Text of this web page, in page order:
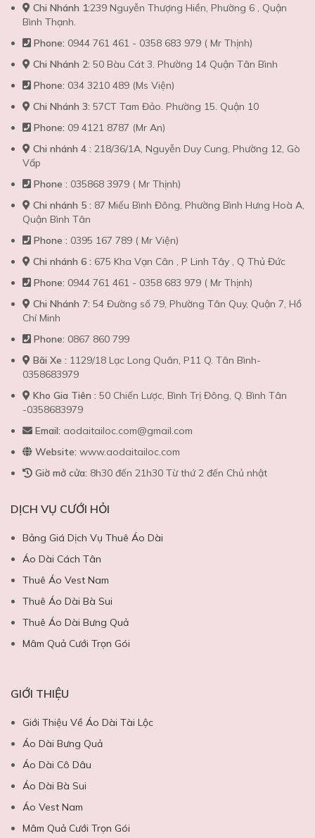
Chi Nhánh 1:239 Nguyễn Thượng Hiền, Phường 6 , Quận
Bình Thạnh.
Phone: 0944 761 461 - 0358 683 979 ( Mr Thịnh)
Chi Nhánh 2: 50 Bàu Cát 3. Phường 14 Quận Tân Bình
Phone: 034 3210 489 (Ms Viện)
Chi Nhánh 3: 57CT Tam Đảo. Phường 15. Quận 10
Phone: 09 4121 8787 (Mr An)
Chi nhánh 4 : 218/36/1A, Nguyễn Duy Cung, Phường 12, Gò
Vấp
Phone : 035868 3979 ( Mr Thịnh)
Chi nhánh 5 : 87 Miếu Bình Đông, Phường Bình Hưng Hoà A,
Quận Bình Tân
Phone : 0395 167 789 ( Mr Viện)
Chi nhánh 6 : 675 Kha Vạn Cân , P Linh Tây , Q Thủ Đức
Phone: 0944 761 461 - 0358 683 979 ( Mr Thịnh)
Chi Nhánh 7: 54 Đường số 79, Phường Tân Quy, Quận 7, Hồ
Chí Minh
Phone: 0867 860 799
Bãi Xe : 1129/18 Lạc Long Quân, P11 Q. Tân Bình-
0358683979
Kho Gia Tiên : 50 Chiến Lược, Bình Trị Đông, Q. Bình Tân
-0358683979
Email: aodaitailoc.com@gmail.com
Website: www.aodaitailoc.com
Giờ mở cửa: 8h30 đến 21h30 Từ thứ 2 đến Chủ nhật
DỊCH VỤ CƯỚI HỎI
Bảng Giá Dịch Vụ Thuê Áo Dài
Áo Dài Cách Tân
Thuê Áo Vest Nam
Thuê Áo Dài Bà Sui
Thuê Áo Dài Bưng Quả
Mâm Quả Cưới Trọn Gói
GIỚI THIỆU
Giới Thiệu Về Áo Dài Tài Lộc
Áo Dài Bưng Quả
Áo Dài Cô Dâu
Áo Dài Bà Sui
Áo Vest Nam
Mâm Quả Cưới Trọn Gói